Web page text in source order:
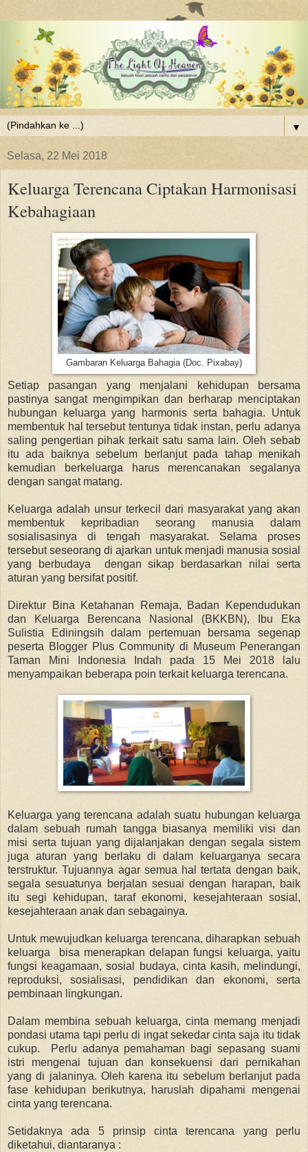
▼
Selasa, 22 Mei 2018
Keluarga Terencana Ciptakan Harmonisasi
Kebahagiaan
Gambaran Keluarga Bahagia (Doc. Pixabay)
Setiap pasangan yang menjalani kehidupan bersama
pastinya sangat mengimpikan dan berharap menciptakan
hubungan keluarga yang harmonis serta bahagia. Untuk
membentuk hal tersebut tentunya tidak instan, perlu adanya
saling pengertian pihak terkait satu sama lain. Oleh sebab
itu ada baiknya sebelum berlanjut pada tahap menikah
kemudian berkeluarga harus merencanakan segalanya
dengan sangat matang.
Keluarga adalah unsur terkecil dari masyarakat yang akan
membentuk kepribadian seorang manusia dalam
sosialisasinya di tengah masyarakat. Selama proses
tersebut seseorang di ajarkan untuk menjadi manusia sosial
yang berbudaya dengan sikap berdasarkan nilai serta
aturan yang bersifat positif.
Direktur Bina Ketahanan Remaja, Badan Kependudukan
dan Keluarga Berencana Nasional (BKKBN), Ibu Eka
Sulistia Ediningsih dalam pertemuan bersama segenap
peserta Blogger Plus Community di Museum Penerangan
Taman Mini Indonesia Indah pada 15 Mei 2018 lalu
menyampaikan beberapa poin terkait keluarga terencana.
Keluarga yang terencana adalah suatu hubungan keluarga
dalam sebuah rumah tangga biasanya memiliki visi dan
misi serta tujuan yang dijalanjakan dengan segala sistem
juga aturan yang berlaku di dalam keluarganya secara
terstruktur. Tujuannya agar semua hal tertata dengan baik,
segala sesuatunya berjalan sesuai dengan harapan, baik
itu segi kehidupan, taraf ekonomi, kesejahteraan sosial,
kesejahteraan anak dan sebagainya.
Untuk mewujudkan keluarga terencana, diharapkan sebuah
keluarga bisa menerapkan delapan fungsi keluarga, yaitu
fungsi keagamaan, sosial budaya, cinta kasih, melindungi,
reproduksi, sosialisasi, pendidikan dan ekonomi, serta
pembinaan lingkungan.
Dalam membina sebuah keluarga, cinta memang menjadi
pondasi utama tapi perlu di ingat sekedar cinta saja itu tidak
cukup. Perlu adanya pemahaman bagi sepasang suami
istri mengenai tujuan dan konsekuensi dari pernikahan
yang di jalaninya. Oleh karena itu sebelum berlanjut pada
fase kehidupan berikutnya, haruslah dipahami mengenai
cinta yang terencana.
Setidaknya ada 5 prinsip cinta terencana yang perlu
diketahui, diantaranya :